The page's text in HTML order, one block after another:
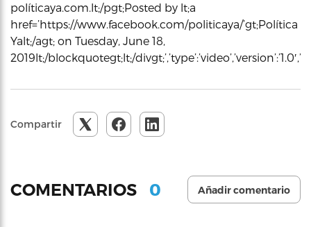
políticaya.com.lt;/pgt;Posted by lt;a
href=’https://www.facebook.com/politicaya/’gt;Política
Yalt;/agt; on Tuesday, June 18,
2019lt;/blockquotegt;lt;/
Compartir
COMENTARIOS 0 Añadir comentario